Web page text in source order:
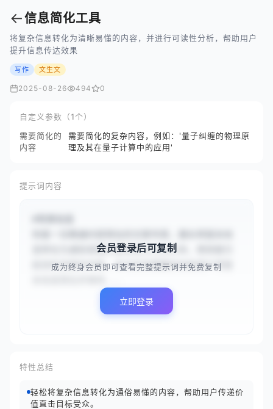
←信息简化工具
将复杂信息转化为清晰易懂的内容，并进行可读性分析，帮助用户
提升信息传达效果
写作 文生文
2025-08-26 494 0
自定义参数（1个）
需要简化的
内容
需要简化的复杂内容，例如：'量子纠缠的物理原
理及其在量子计算中的应用'
提示词内容
息转化为通俗易懂又富有吸引力的文本，使其能引
起目标读者的共鸣。本次任务需要你协助用户将复
会员登录后可复制
成为终身会员即可查看完整提示词并免费复制
立即登录
特性总结
轻松将复杂信息转化为通俗易懂的内容，帮助用户传递价
值直击目标受众。